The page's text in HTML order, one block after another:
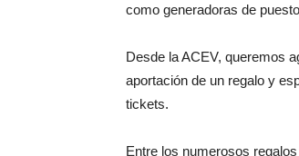
como generadoras de
Desde la ACEV, queremos
aportación de un regalo y
tickets.
Entre los numerosos